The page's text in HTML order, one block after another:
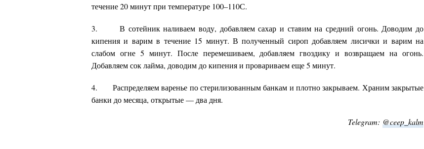
течение 20 минут при температуре 100–110С.
3. В сотейник наливаем воду, добавляем сахар и ставим на средний огонь. Доводим до
кипения и варим в течение 15 минут. В полученный сироп добавляем лисички и варим на
слабом огне 5 минут. После перемешиваем, добавляем гвоздику и возвращаем на огонь.
Добавляем сок лайма, доводим до кипения и провариваем еще 5 минут.
4. Распределяем варенье по стерилизованным банкам и плотно закрываем. Храним закрытые
банки до месяца, открытые — два дня.
Telegram: @ceep_kalm